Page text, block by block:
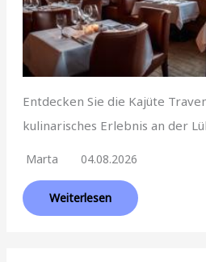
Entdecken Sie die Kajüte
kulinarisches Erlebnis an der
Marta 04.08.2026
Weiterlesen